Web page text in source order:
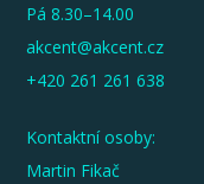
Pá 8.30–14.00
akcent@akcent.cz
+420 261 261 638
Kontaktní osoby:
Martin Fikač